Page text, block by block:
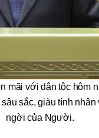
mãi với dân tộc hôm
sắc, giàu tính
ngời của Người.